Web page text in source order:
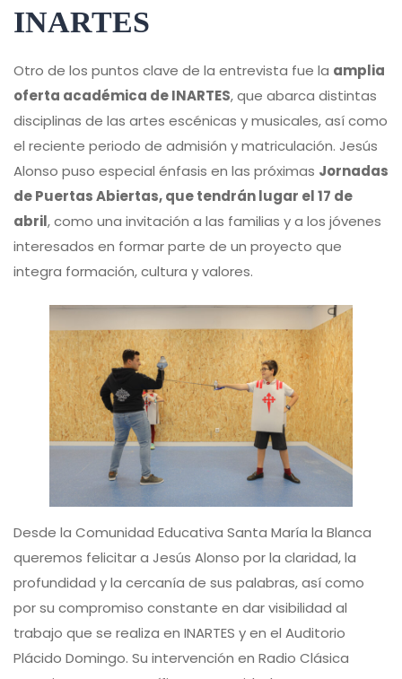
INARTES
Otro de los puntos clave de la entrevista fue la amplia
oferta académica de INARTES, que abarca distintas
disciplinas de las artes escénicas y musicales, así como
el reciente periodo de admisión y matriculación. Jesús
Alonso puso especial énfasis en las próximas Jornadas
de Puertas Abiertas, que tendrán lugar el 17 de
abril, como una invitación a las familias y a los jóvenes
interesados en formar parte de un proyecto que
integra formación, cultura y valores.
Desde la Comunidad Educativa Santa María la Blanca
queremos felicitar a Jesús Alonso por la claridad, la
profundidad y la cercanía de sus palabras, así como
por su compromiso constante en dar visibilidad al
trabajo que se realiza en INARTES y en el Auditorio
Plácido Domingo. Su intervención en Radio Clásica